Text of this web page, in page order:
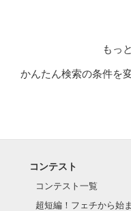
もっ
かんたん検索の条件を
コンテスト
コンテスト一覧
超短編！フェチから始